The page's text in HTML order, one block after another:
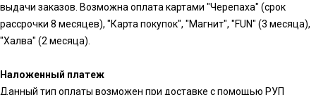
выдачи заказов. Возможна оплата картами "Черепаха" (срок
рассрочки 8 месяцев), "Карта покупок", "Магнит", "FUN" (3 месяца),
"Халва" (2 месяца).
Наложенный платеж
Данный тип оплаты возможен при доставке с помощью РУП